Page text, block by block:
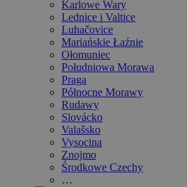
Karlowe Wary
Lednice i Valtice
Luhačovice
Mariańskie Łaźnie
Ołomuniec
Południowa Morawa
Praga
Północne Morawy
Rudawy
Slovácko
Valašsko
Vysocina
Znojmo
Środkowe Czechy
…